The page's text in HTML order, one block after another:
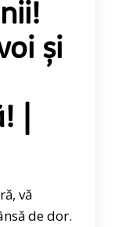
și
|
vă
de dor.